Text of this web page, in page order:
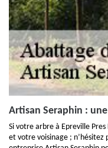
Artisan Seraphin :
Si votre arbre à Epreville
et votre voisinage ; n’hésitez